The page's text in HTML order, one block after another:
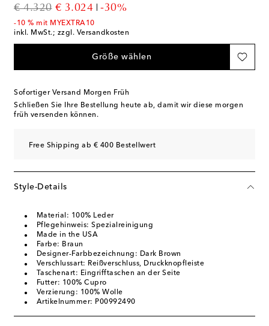
€ 4.320
original price
€ 3.024
discount price
-30%
-10 % mit MYEXTRA10
inkl. MwSt.; zzgl. Versandkosten
Größe wählen
Sofortiger Versand Morgen Früh
Schließen Sie Ihre Bestellung heute ab, damit wir diese morgen
früh versenden können.
Free Shipping ab € 400 Bestellwert
Style-Details
Material: 100% Leder
Pflegehinweis: Spezialreinigung
Made in the USA
Farbe: Braun
Designer-Farbbezeichnung: Dark Brown
Verschlussart: Reißverschluss, Druckknopfleiste
Taschenart: Eingrifftaschen an der Seite
Futter: 100% Cupro
Verzierung: 100% Wolle
Artikelnummer: P00992490